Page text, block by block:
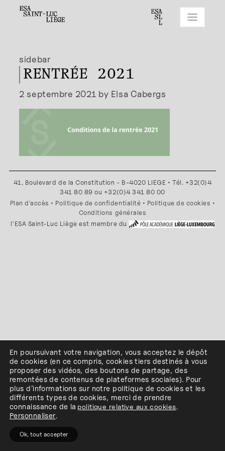
sidebar
RENTRÉE 2021
2 septembre 2021 by Elsa Cabergs
41, Boulevard de la Constitution - B-4020 LIEGE • Tél. +32(0)4
341 80 89 ou +32(0)4 341 80 00
Plan d'accès • Politique de confidentialité • Politique de cookies •
Conditions générales
l'ESA Saint-Luc Liège est membre du
En poursuivant votre navigation, vous acceptez le dépôt
de cookies (en ce compris, cookiestiers destinés à vous
proposer des vidéos, des boutons de partage, des
remontées de contenus de plateformes sociales). Pour
plus d’informations sur notre politique de cookies et les
différents types de cookies, merci de prendre
connaissance de la politique relative aux cookies.
Personnaliser.
Ok, tout accepter